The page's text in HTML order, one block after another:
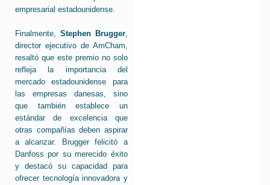
empresarial estadounidense.
Finalmente, Stephen Brugger,
director ejecutivo de AmCham,
resaltó que este premio no solo
refleja la importancia del
mercado estadounidense para
las empresas danesas, sino
que también establece un
estándar de excelencia que
otras compañías deben aspirar
a alcanzar. Brugger felicitó a
Danfoss por su merecido éxito
y destacó su capacidad para
ofrecer tecnología innovadora y